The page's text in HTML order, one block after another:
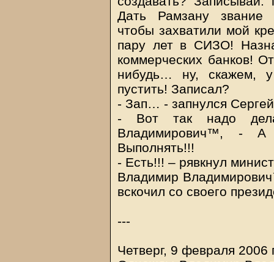
Дать Рамзану звание
чтобы захватили мой
пару лет в СИЗО!
коммерческих банков!
нибудь… ну, скажем,
пустить! Записал?
- Зап… - запнулся
- Вот так надо
Владимирович™, - А
Выполнять!!!
- Есть!!! – рявкнул
Владимир
вскочил со своего
---
Четверг, 9 февраля 2006